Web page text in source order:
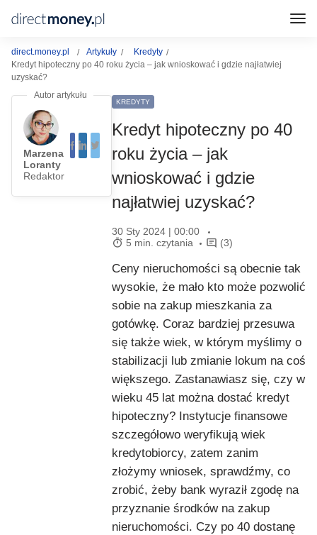
direct.money.pl Artykuły
Kredyty
Kredyt hipoteczny po 40 roku życia – jak wnioskować i gdzie najłatwiej
uzyskać?
Marzena
Loranty
Redaktor
KREDYTY
Kredyt hipoteczny po 40
roku życia – jak
wnioskować i gdzie
najłatwiej uzyskać?
30 Sty 2024 | 00:00
5 min. czytania
(3)
Ceny nieruchomości są obecnie tak
wysokie, że mało kto może pozwolić
sobie na zakup mieszkania za
gotówkę. Coraz bardziej przesuwa
się także wiek, w którym myślimy o
stabilizacji lub zmianie lokum na coś
większego. Zastanawiasz się, czy w
wieku 45 lat można dostać kredyt
hipoteczny? Instytucje finansowe
szczegółowo weryfikują wiek
kredytobiorcy, zatem zanim
złożymy wniosek, sprawdźmy, co
zrobić, żeby bank wyraził zgodę na
przyznanie środków na zakup
nieruchomości. Czy po 40 dostanę